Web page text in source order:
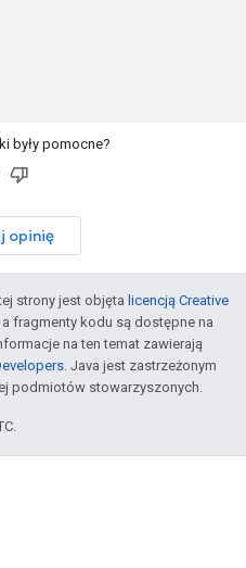
były pomocne?
opinię
strony jest objęta licencją Creative
a fragmenty kodu są dostępne na
na ten temat zawierają
. Java jest zastrzeżonym
podmiotów stowarzyszonych.